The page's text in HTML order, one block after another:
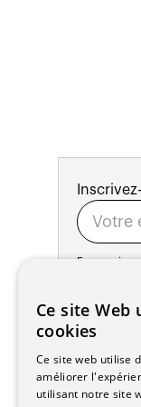
En vous
Adresse:
Avenue de
1020 Renens
Suisse
Contact:
Édition: +41
Ce site Web
cookies
Ce site web utilise
améliorer
utilisant notre site